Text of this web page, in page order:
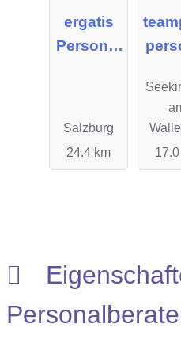
ergatis
Personal
Salzburg
24.4 km